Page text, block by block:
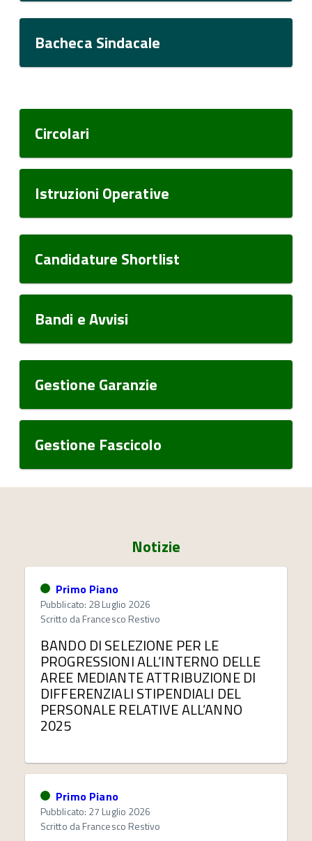
Bacheca Sindacale
Circolari
Istruzioni Operative
Candidature Shortlist
Bandi e Avvisi
Gestione Garanzie
Gestione Fascicolo
Notizie
Primo Piano
Pubblicato: 28 Luglio 2026
Scritto daFrancesco Restivo
BANDO DI SELEZIONE PER LE
PROGRESSIONI ALL’INTERNO DELLE
AREE MEDIANTE ATTRIBUZIONE DI
DIFFERENZIALI STIPENDIALI DEL
PERSONALE RELATIVE ALL’ANNO
2025
Primo Piano
Pubblicato: 27 Luglio 2026
Scritto daFrancesco Restivo